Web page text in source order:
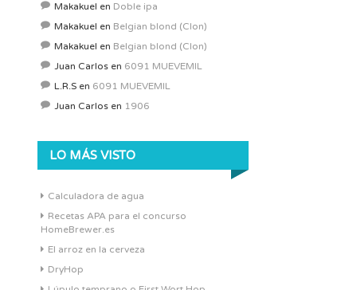
Makakuel en Doble ipa
Makakuel en Belgian blond (Clon)
Makakuel en Belgian blond (Clon)
Juan Carlos en 6091 MUEVEMIL
L.R.S en 6091 MUEVEMIL
Juan Carlos en 1906
LO MÁS VISTO
Calculadora de agua
Recetas APA para el concurso
HomeBrewer.es
El arroz en la cerveza
DryHop